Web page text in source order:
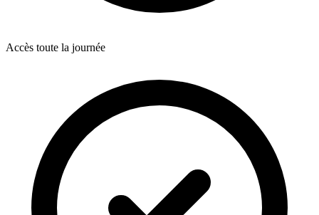
Accès toute la journée